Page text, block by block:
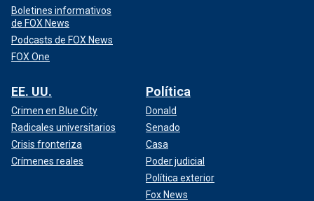
Boletines informativos
de FOX News
Podcasts de FOX News
FOX One
EE. UU.
Crimen en Blue City
Radicales universitarios
Crisis fronteriza
Crímenes reales
Política
Donald
Senado
Casa
Poder judicial
Política exterior
Fox News